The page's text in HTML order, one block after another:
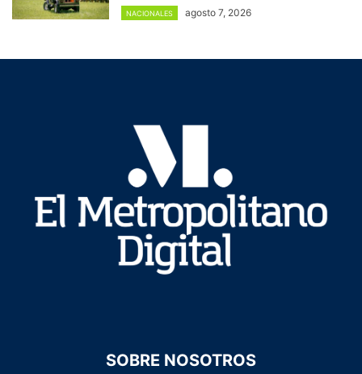
NACIONALES agosto 7, 2026
SOBRE NOSOTROS